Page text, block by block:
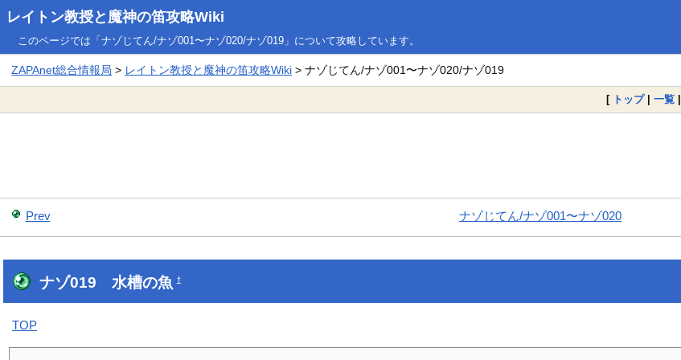
レイトン教授と魔神の笛攻略Wiki
このページでは「ナゾじてん/ナゾ001〜ナゾ020/ナゾ019」について攻略しています。
ZAPAnet総合情報局 > レイトン教授と魔神の笛攻略Wiki > ナゾじてん/ナゾ001〜ナゾ020/ナゾ019
[ トップ| 一覧 |
Prev ナゾじてん/ナゾ001〜ナゾ020
ナゾ019 水槽の魚†
TOP